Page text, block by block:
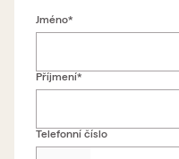
Jméno*
Příjmení*
Telefonní číslo